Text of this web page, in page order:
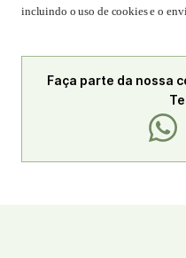
incluindo o uso de cookies e o
Faça parte da nossa